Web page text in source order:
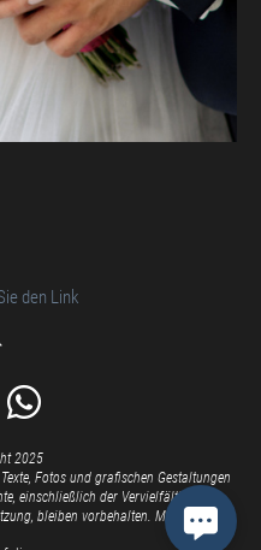
den Link
2025
Fotos und grafischen Gestaltungen
einschließlich der Vervielfältigung,
bleiben vorbehalten. Milla Kunst